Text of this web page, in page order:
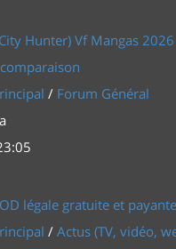
Hunter) Vf Mangas
/ Forum Général
légale gratuite et payante
/ Actus (TV, vidéo,